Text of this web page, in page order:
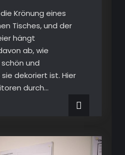
Krönung eines
Tisches, und der
hängt
ab, wie
und
dekoriert ist. Hier
durch…